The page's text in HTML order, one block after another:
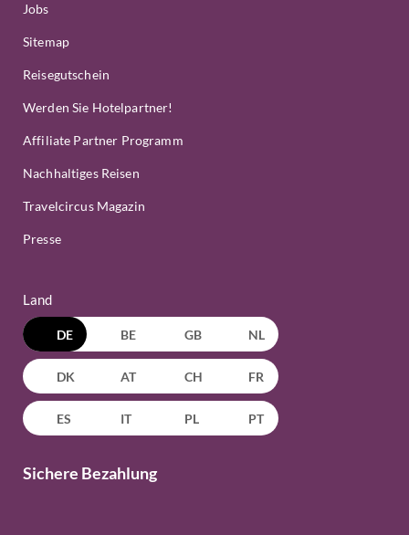
Jobs
Sitemap
Reisegutschein
Werden Sie Hotelpartner!
Affiliate Partner Programm
Nachhaltiges Reisen
Travelcircus Magazin
Presse
Land
DE BE GB NL
DK AT CH FR
ES IT PL PT
Sichere Bezahlung